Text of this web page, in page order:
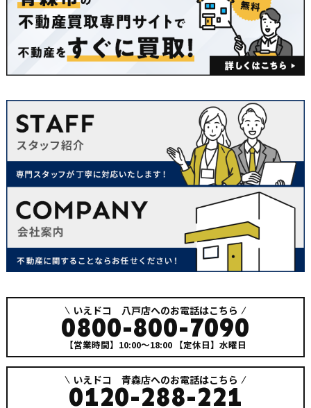
いえドコ 八戸店へのお電話はこちら
0800-800-7090
【営業時間】10:00～18:00 【定休日】水曜日
いえドコ 青森店へのお電話はこちら
0120-288-221